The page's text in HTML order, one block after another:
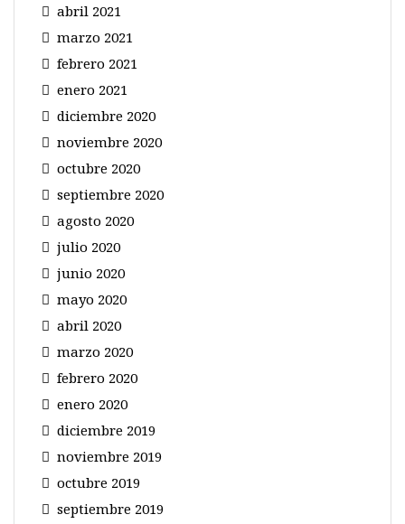
abril 2021
marzo 2021
febrero 2021
enero 2021
diciembre 2020
noviembre 2020
octubre 2020
septiembre 2020
agosto 2020
julio 2020
junio 2020
mayo 2020
abril 2020
marzo 2020
febrero 2020
enero 2020
diciembre 2019
noviembre 2019
octubre 2019
septiembre 2019